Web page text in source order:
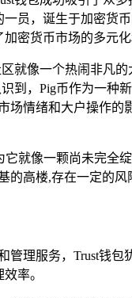
员，诞生于加密货
密货币市场的多元化
就像一个热闹非凡
到，Pig币作为一种
情绪和大户操作的
就像一颗尚未完全
高楼,存在一定的风
理服务，Trust钱
率。